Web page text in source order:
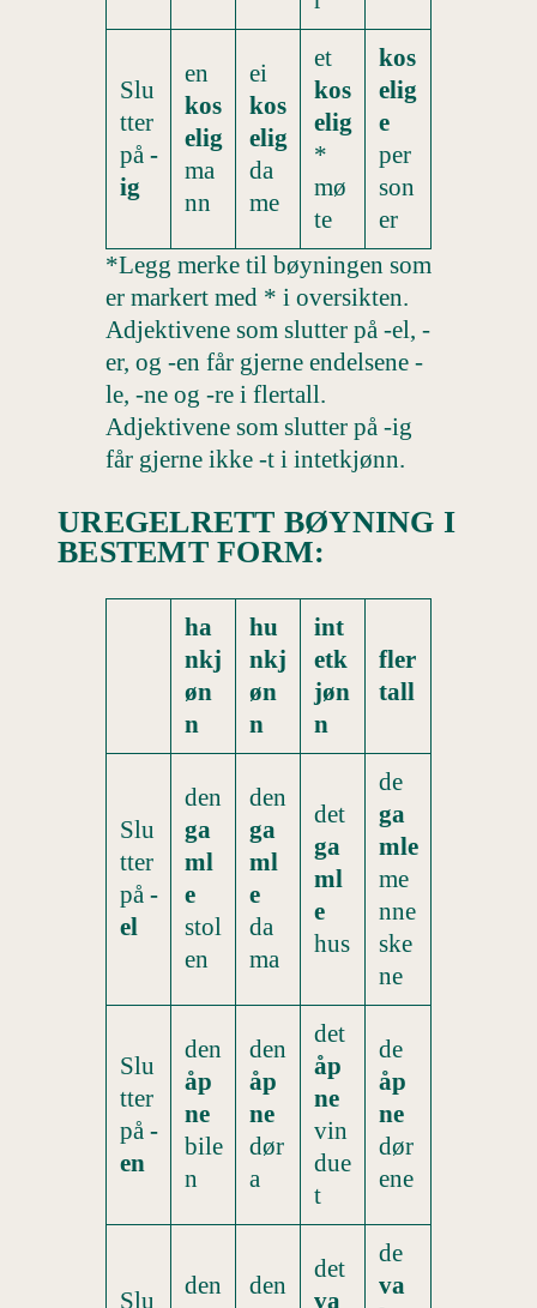
Slu
tter
på -
ig
en
kos
elig
ma
nn
ei
kos
elig
da
me
et
kos
elig
*
mø
te
kos
elig
e
per
son
er
*Legg merke til bøyningen som
er markert med * i oversikten.
Adjektivene som slutter på -el, -
er, og -en får gjerne endelsene -
le, -ne og -re i flertall.
Adjektivene som slutter på -ig
får gjerne ikke -t i intetkjønn.
UREGELRETT BØYNING I
BESTEMT FORM:
ha
nkj
øn
n
hu
nkj
øn
n
int
etk
jøn
n
fler
tall
Slu
tter
på -
el
den
ga
ml
e
stol
en
den
ga
ml
e
da
ma
det
ga
ml
e
hus
de
ga
mle
me
nne
ske
ne
Slu
tter
på -
en
den
åp
ne
bile
n
den
åp
ne
dør
a
det
åp
ne
vin
due
t
de
åp
ne
dør
ene
Slu
den
den
det
va
de
va